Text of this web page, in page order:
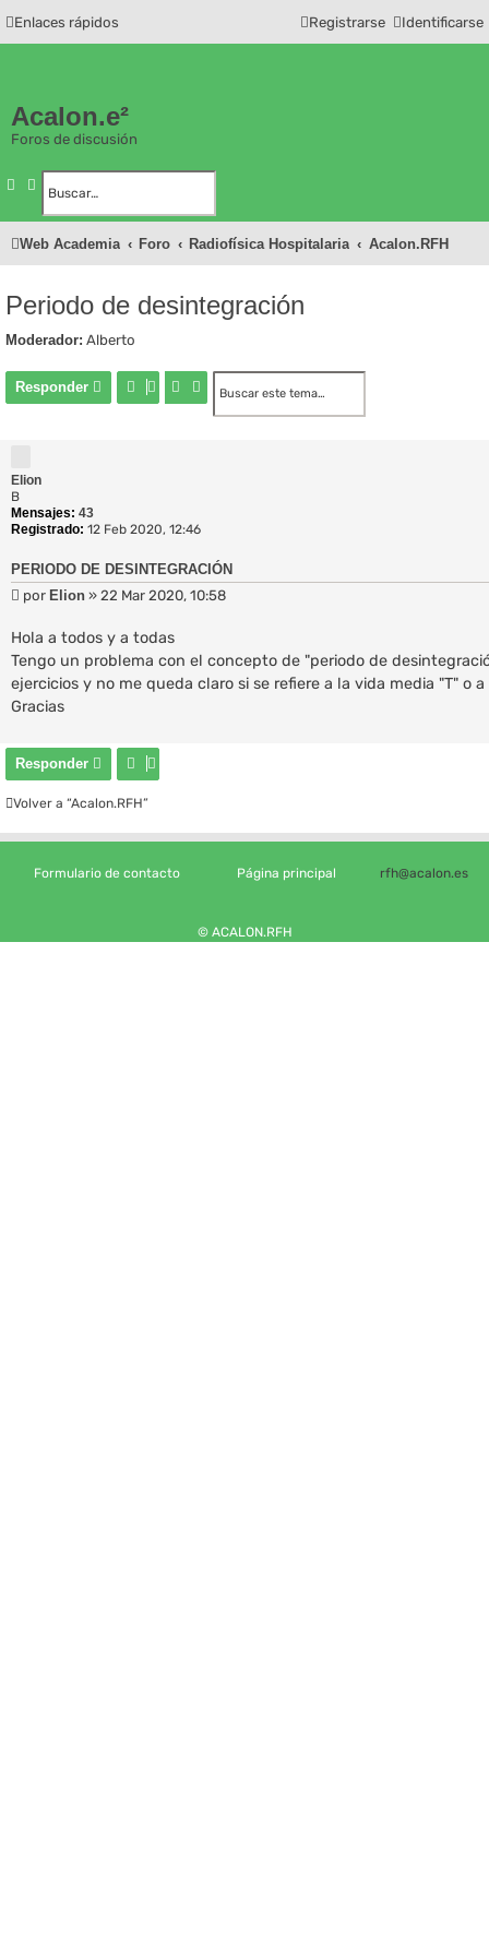
Enlaces rápidos Identificarse
Registrarse
Acalon.e²
Foros de discusión
Buscar
Web Academia Foro Radiofísica Hospitalaria Acalon.RFH
Periodo de desintegración
Moderador: Alberto
Responder BuscarBúsqueda avanzada
Elion
B
Mensajes: 43
Registrado: 12 Feb 2020, 12:46
PERIODO DE DESINTEGRACIÓN
M
n
a
j
e
por Elion » 22 Mar 2020, 10:58
Hola a todos y a todas
Tengo un problema con el concepto de "periodo de
ejercicios y no me queda claro si se refiere a la vida media "T" o
Gracias
Responder
Volver a “Acalon.RFH”
Formulario de contacto Página principal rfh@acalon.es
© ACALON.RFH